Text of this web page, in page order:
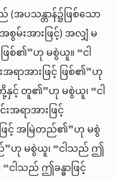
ပသန္တာန်၌ဖြစ်သော
မ်းအားဖြင့်) အလျှံ မ
စ်၏”ဟု မစွဲယူ။ “ငါ
ရာအားဖြင့် ဖြစ်၏”ဟု
င့် တူ၏”ဟု မစွဲယူ၊ “ငါ
အရာအားဖြင့်
ြင့် အမြဲတည်၏”ဟု မစွဲ
”ဟု မစွဲယူ၊ “ငါသည် ဤ
ငါသည် ဤခန္ဓာဖြင့်